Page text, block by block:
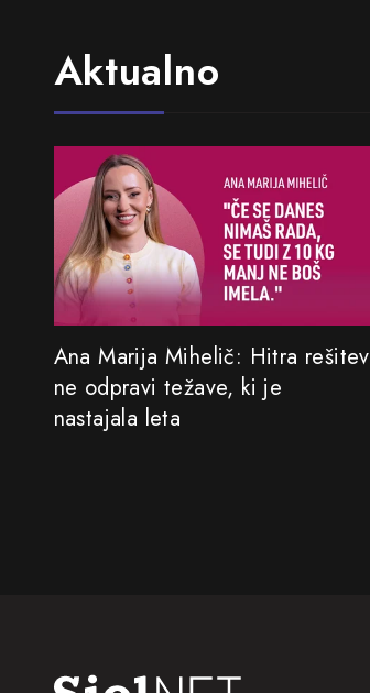
Aktualno
Ana Marija Mihelič: Hitra rešitev
ne odpravi težave, ki je
nastajala leta